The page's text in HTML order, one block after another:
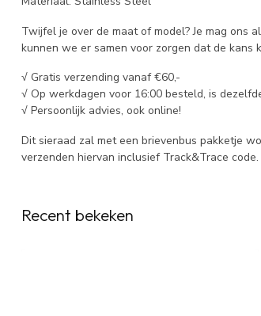
Twijfel je over de maat of model? Je mag ons
kunnen we er samen voor zorgen dat de
√ Gratis verzending vanaf €60,-
√ Op werkdagen voor 16:00 besteld, is
√ Persoonlijk advies, ook online!
Dit sieraad zal met een brievenbus pakketje
verzenden hiervan inclusief Track&Trace code.
Recent bekeken